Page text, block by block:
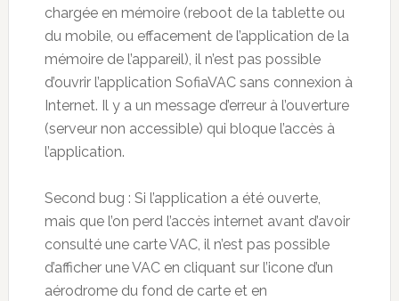
chargée en mémoire (reboot de la tablette ou
du mobile, ou effacement de l’application de la
mémoire de l’appareil), il n’est pas possible
d’ouvrir l’application SofiaVAC sans connexion à
Internet. Il y a un message d’erreur à l’ouverture
(serveur non accessible) qui bloque l’accès à
l’application.
Second bug : Si l’application a été ouverte,
mais que l’on perd l’accès internet avant d’avoir
consulté une carte VAC, il n’est pas possible
d’afficher une VAC en cliquant sur l’icone d’un
aérodrome du fond de carte et en